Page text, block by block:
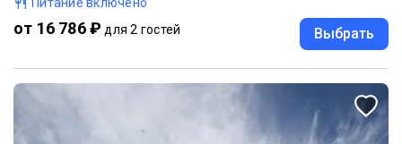
Питание включено
от 16 786 ₽ для 2 гостей Выбрать